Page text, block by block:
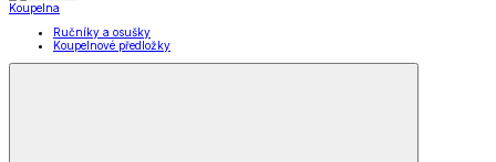
Koupelna
Ručníky a osušky
Koupelnové předložky